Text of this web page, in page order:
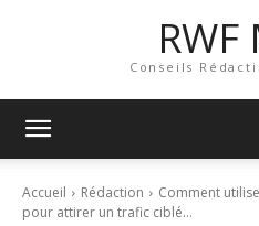
RWF
Conseils
Accueil Rédaction
Comment
pour attirer un trafic ciblé...